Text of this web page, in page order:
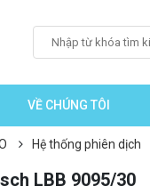
VỀ CHÚNG TÔI
Hệ thống phiên dịch
LBB 9095/30